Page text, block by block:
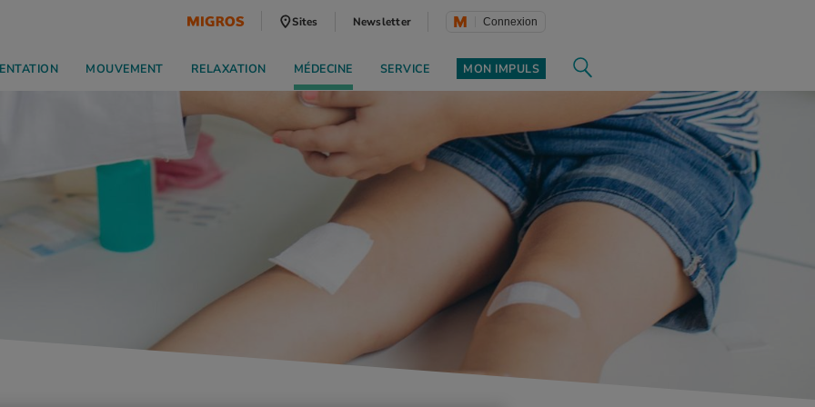
Sites Newsletter Connexion
MOUVEMENT RELAXATION MÉDECINE SERVICE MON IMPULS